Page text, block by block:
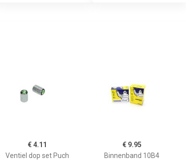
€ 4.11
Ventiel dop set Puch
€ 9.95
Binnenband 10B4